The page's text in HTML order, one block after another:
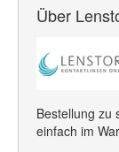
Über
Bestellung zu
einfach im